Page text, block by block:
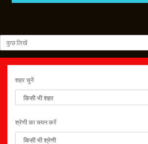
शहर चुनें
श्रेणी का चयन करें